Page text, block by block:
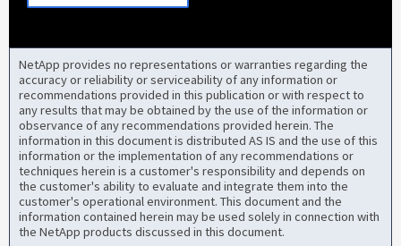
NetApp provides no representations or warranties regarding the
accuracy or reliability or serviceability of any information or
recommendations provided in this publication or with respect to
any results that may be obtained by the use of the information or
observance of any recommendations provided herein. The
information in this document is distributed AS IS and the use of this
information or the implementation of any recommendations or
techniques herein is a customer's responsibility and depends on
the customer's ability to evaluate and integrate them into the
customer's operational environment. This document and the
information contained herein may be used solely in connection with
the NetApp products discussed in this document.